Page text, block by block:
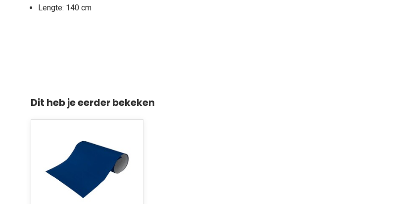
Lengte: 140 cm
Dit heb je eerder bekeken